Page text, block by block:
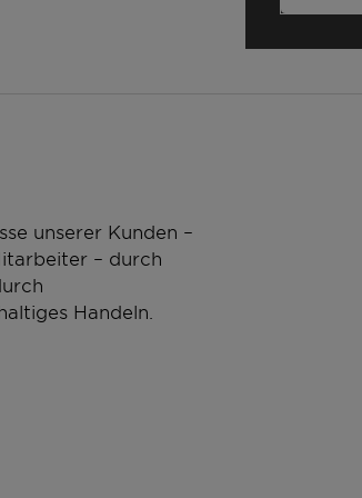
unserer Kunden –
– durch
Handeln.